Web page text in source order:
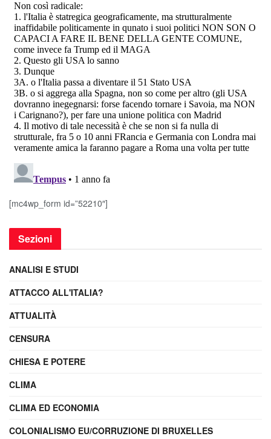
[mc4wp_form id=”52210″]
Sezioni
ANALISI E STUDI
ATTACCO ALL'ITALIA?
ATTUALITÀ
CENSURA
CHIESA E POTERE
CLIMA
CLIMA ED ECONOMIA
COLONIALISMO EU/CORRUZIONE DI BRUXELLES